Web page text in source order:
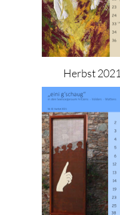
Herbst 2021